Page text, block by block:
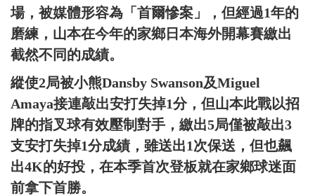
場，被媒體形容為「首爾慘案」，但經過1年的
磨練，山本在今年的家鄉日本海外開幕賽繳出
截然不同的成績。
縱使2局被小熊Dansby Swanson及Miguel
Amaya接連敲出安打失掉1分，但山本此戰以招
牌的指叉球有效壓制對手，繳出5局僅被敲出3
支安打失掉1分成績，雖送出1次保送，但也飆
出4K的好投，在本季首次登板就在家鄉球迷面
前拿下首勝。